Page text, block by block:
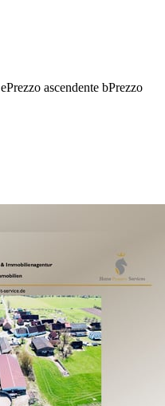
ePrezzo ascendente bPrezzo